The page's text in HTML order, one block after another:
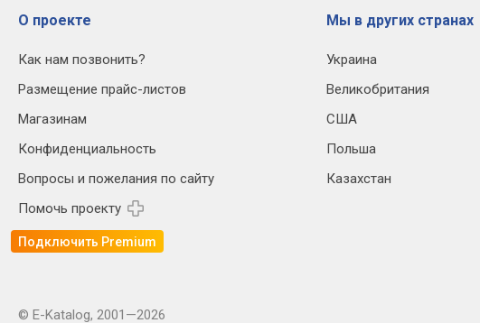
О проекте
Как нам позвонить?
Размещение прайс-листов
Магазинам
Конфиденциальность
Вопросы и пожелания по сайту
Помочь проекту
Подключить Premium
Мы в других странах
Украина
Великобритания
США
Польша
Казахстан
© E-Katalog, 2001—2026